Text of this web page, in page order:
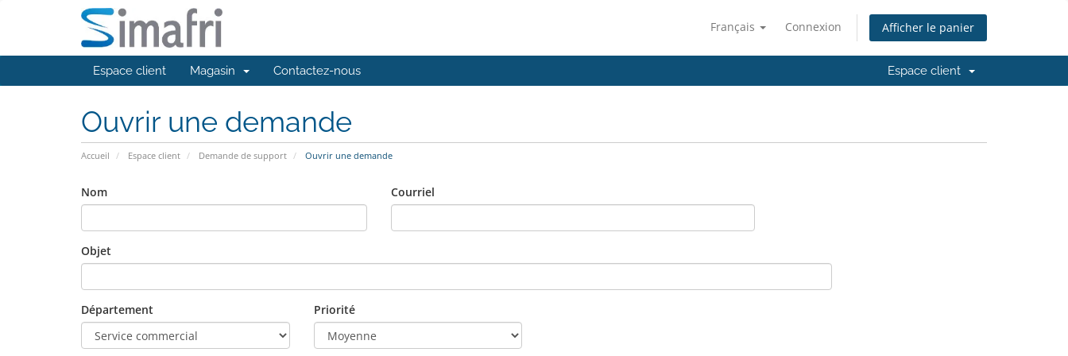
Français Connexion Afficher le panier
Espace client Magasin Contactez-nous Espace client
Ouvrir une demande
Accueil Espace client Demande de support Ouvrir une demande
Nom Courriel
Objet
Département Priorité